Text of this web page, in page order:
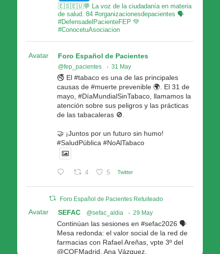
🇪🇸🇪🇺💬 La voz de la ciudadanía en materia
de salud. 84 #organizacionesdepacientes 🗣
#DefensadelPacienteFEP 💚
#ConocetuAsociacion
Avatar Foro Español de Pacientes
@fep_pacientes · 31 May
🚭 El #tabaco es una de las principales
causas de #muerte prevenible 🌍. El 31 de
mayo, #DíaMundialSinTabaco, llamamos la
atención sobre sus peligros y las prácticas
de las tabacaleras 🚫.
🤝 ¡Juntos por un futuro sin humo!
#SaludPública #NoAlTabaco
4 5 Twitter
Foro Español de Pacientes Retuiteado
Avatar SEFAC @sefac_aldia · 29 May
Continúan las sesiones en #sefac2026 🗣️
Mesa redonda: el valor social de la red de
farmacias con Rafael Areñas, vpte 3º del
@COFMadrid, Ana Vázquez,